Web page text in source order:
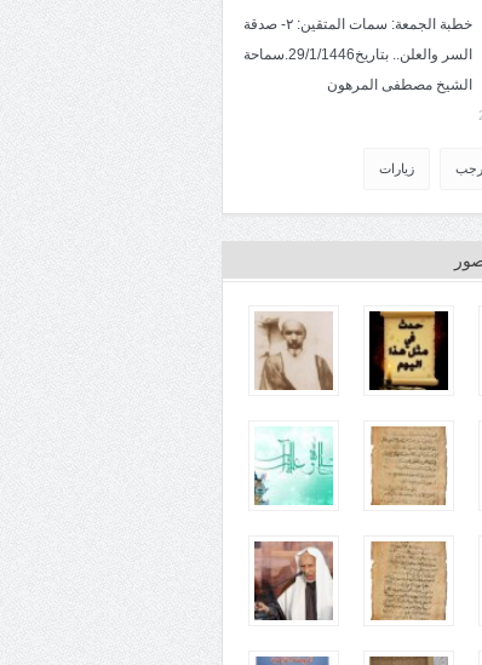
خطبة الجمعة: سمات المتقين: ٢- صدقة
السر والعلن.. بتاريخ29/1/1446.سماحة
الشيخ مصطفى المرهون
رجب زيارات